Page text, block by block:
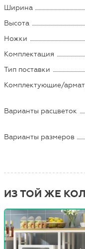
Ширина
Высота
Ножки
Комплектация
Тип поставки
Комплектующие/
Варианты расцветок
Варианты размеров
ИЗ ТОЙ ЖЕ